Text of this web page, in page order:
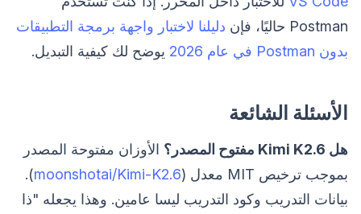
Postman حاليًا، فإن
دليلنا لاختبار واجهة برمجة التطبيقات
بدون Postman في عام 2026
يوضح لك كيفية التبديل.
الأسئلة الشائعة
هل Kimi K2.6 مفتوح المصدر؟
الأوزان مفتوحة المصدر
بموجب ترخيص MIT معدل (
moonshotai/Kimi-K2.6
).
بيانات التدريب وكود التدريب ليسا عامين. وهذا يجعله "ذا